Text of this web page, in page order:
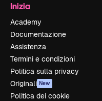
Inizia
Academy
Documentazione
Assistenza
Termini e condizioni
Politica sulla privacy
Originali New
Politica dei cookie